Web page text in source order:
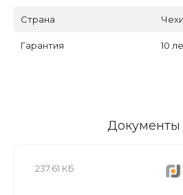
Страна
Гарантия 10
Документы
237.61 КБ